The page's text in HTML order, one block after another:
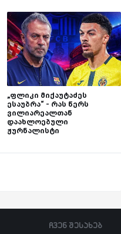
„ფლიკი მიქაუტაძეს
ესაუბრა“ - რას წერს
ვილიარეალთან
დაახლოებული
ჟურნალისტი
ჩვენ შესახებ